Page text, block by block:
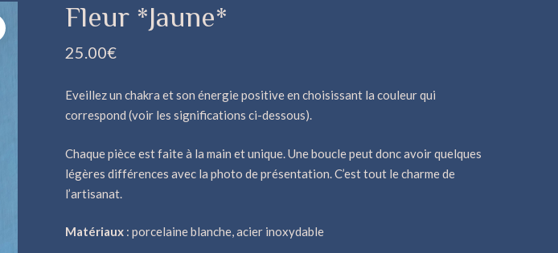
Fleur *Jaune*
25.00€
Eveillez un chakra et son énergie positive en choisissant la couleur qui
correspond (voir les significations ci-dessous).
Chaque pièce est faite à la main et unique. Une boucle peut donc avoir quelques
légères différences avec la photo de présentation. C’est tout le charme de
l’artisanat.
Matériaux : porcelaine blanche, acier inoxydable